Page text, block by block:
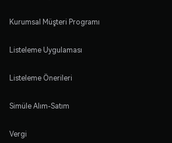
Kurumsal Müşteri Programı
Listeleme Uygulaması
Listeleme Önerileri
Simüle Alım-Satım
Vergi